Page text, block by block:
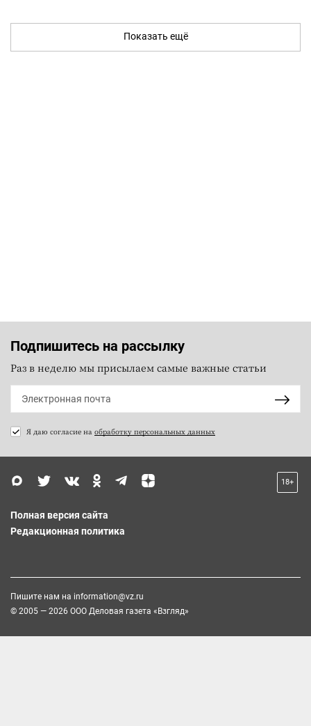
Показать ещё
Подпишитесь на рассылку
Раз в неделю мы присылаем самые важные статьи
Я даю согласие на обработку персональных данных
18+
Полная версия сайта
Редакционная политика
Пишите нам на information@vz.ru
© 2005 — 2026 ООО Деловая газета «Взгляд»